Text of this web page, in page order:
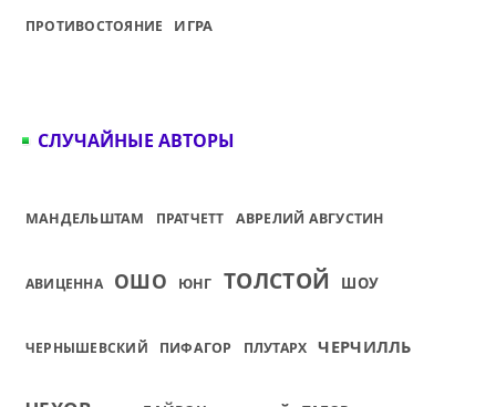
ПРОТИВОСТОЯНИЕ ИГРА
СЛУЧАЙНЫЕ АВТОРЫ
МАНДЕЛЬШТАМ ПРАТЧЕТТ АВРЕЛИЙ АВГУСТИН
АВИЦЕННА ОШО ЮНГ ТОЛСТОЙ ШОУ
ЧЕРНЫШЕВСКИЙ ПИФАГОР ПЛУТАРХ ЧЕРЧИЛЛЬ